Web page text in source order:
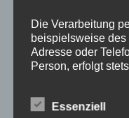
Die Kurskosten
Kurszeiten sind an
Im Kurspreis
Die Verarbeitung
beispielsweise des
Adresse oder
Person, erfolgt
Essenziell